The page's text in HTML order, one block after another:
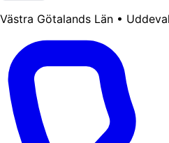
Västra Götalands Län •